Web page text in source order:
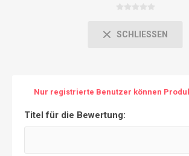
SCHLIESSEN
Nur registrierte Benutzer können
Titel für die Bewertung: